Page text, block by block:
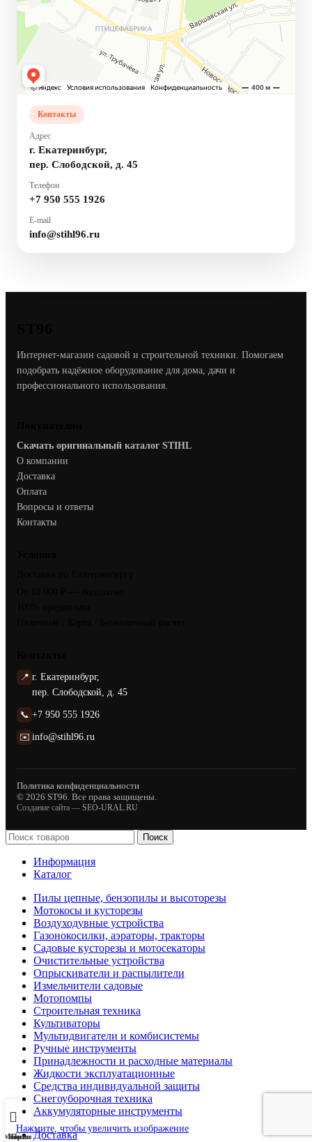
Нажмите, чтобы увеличить изображение
Контакты
Адрес
г. Екатеринбург,
пер. Слободской, д. 45
Телефон
+7 950 555 1926
E-mail
info@stihl96.ru
Интернет-магазин садовой и строительной техники. Помогаем
подобрать надёжное оборудование для дома, дачи и
профессионального использования.
Скачать оригинальный каталог STIHL
О компании
Доставка
Оплата
Вопросы и ответы
Контакты
📍 г. Екатеринбург,
пер. Слободской, д. 45
📞 +7 950 555 1926
✉️ info@stihl96.ru
Политика конфиденциальности
© 2026 ST96. Все права защищены.
Создание сайта — SEO-URAL.RU
Поиск
Информация
Каталог
Пилы цепные, бензопилы и высоторезы
Мотокосы и кусторезы
Воздуходувные устройства
Газонокосилки, аэраторы, тракторы
Садовые кусторезы и мотосекаторы
Очистительные устройства
Опрыскиватели и распылители
Измельчители садовые
Мотопомпы
Строительная техника
Культиваторы
Мультидвигатели и комбисистемы
Ручные инструменты
Принадлежности и расходные материалы
Жидкости эксплуатационные
Средства индивидуальной защиты
Снегоуборочная техника
Аккумуляторные инструменты
Доставка
Меню
Корзина
Позвонить